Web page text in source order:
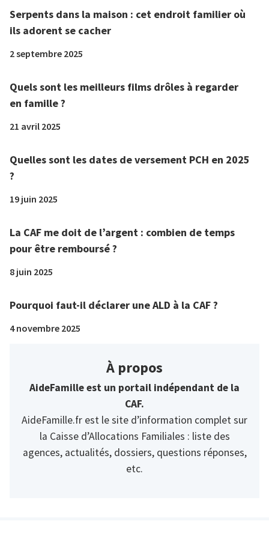
Serpents dans la maison : cet endroit familier où
ils adorent se cacher
2 septembre 2025
Quels sont les meilleurs films drôles à regarder
en famille ?
21 avril 2025
Quelles sont les dates de versement PCH en 2025
?
19 juin 2025
La CAF me doit de l’argent : combien de temps
pour être remboursé ?
8 juin 2025
Pourquoi faut-il déclarer une ALD à la CAF ?
4 novembre 2025
À propos
AideFamille est un portail indépendant de la
CAF.
AideFamille.fr est le site d’information complet sur
la Caisse d’Allocations Familiales : liste des
agences, actualités, dossiers, questions réponses,
etc.